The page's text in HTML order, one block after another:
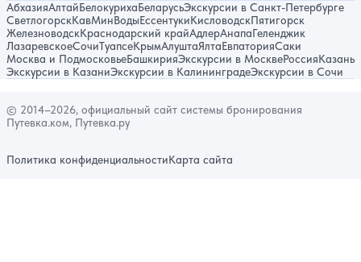
АбхазияАлтайБелокурихаБеларусьЭкскурсии в Санкт-Петербурге
СветлогорскКавМинВодыЕссентукиКисловодскПятигорск
ЖелезноводскКраснодарский крайАдлерАнапаГеленджик
ЛазаревскоеСочиТуапсеКрымАлуштаЯлтаЕвпаторияСаки
Москва и ПодмосковьеБашкирияЭкскурсии в МосквеРоссияКазань
Экскурсии в КазаниЭкскурсии в КалининградеЭкскурсии в Сочи
© 2014–2026, официальный сайт системы бронирования
Путевка.ком, Путевка.ру
Политика конфиденциальностиКарта сайта